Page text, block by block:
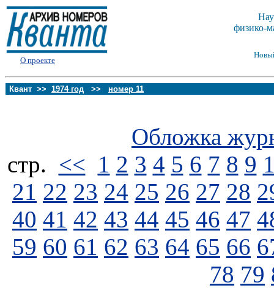
О проекте
физико-
Квант >> 1974 год >> номер 11
Обложка
стp. << 1 2 3 4 5 6 7 8 9
21 22 23 24 25 26 27 28
40 41 42 43 44 45 46 47
59 60 61 62 63 64 65 66
78 79